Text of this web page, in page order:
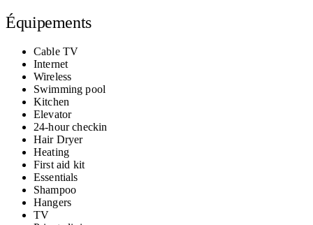
Équipements
Cable TV
Internet
Wireless
Swimming pool
Kitchen
Elevator
24-hour checkin
Hair Dryer
Heating
First aid kit
Essentials
Shampoo
Hangers
TV